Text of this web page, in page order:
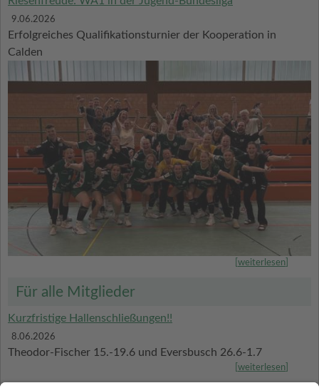
9.06.2026
Erfolgreiches Qualifikationsturnier der Kooperation in
Calden
weiterlesen
Für alle Mitglieder
Kurzfristige Hallenschließungen!!
8.06.2026
Theodor-Fischer 15.-19.6 und Eversbusch 26.6-1.7
weiterlesen